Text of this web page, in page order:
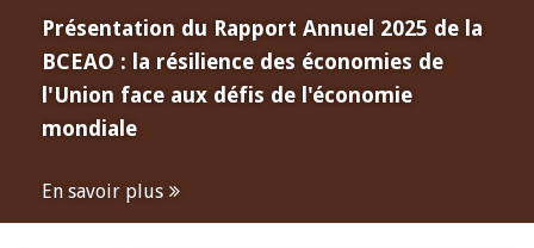
Présentation du Rapport Annuel 2025 de la
BCEAO : la résilience des économies de
l'Union face aux défis de l'économie
mondiale
En savoir plus